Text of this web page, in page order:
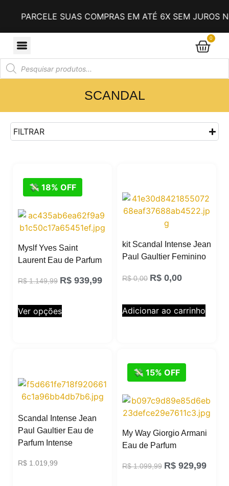
PARCELE SUAS COMPRAS EM ATÉ 6X SEM JUROS NO
0
SCANDAL
FILTRAR
💸 18% OFF
Myslf Yves Saint
Laurent Eau de Parfum
R$1.149,99 R$ 939,99
Ver opções
kit Scandal Intense Jean
Paul Gaultier Feminino
R$0,00 R$ 0,00
Adicionar ao carrinho
Scandal Intense Jean
Paul Gaultier Eau de
Parfum Intense
R$ 1.019,99
💸 15% OFF
My Way Giorgio Armani
Eau de Parfum
R$1.099,99 R$ 929,99